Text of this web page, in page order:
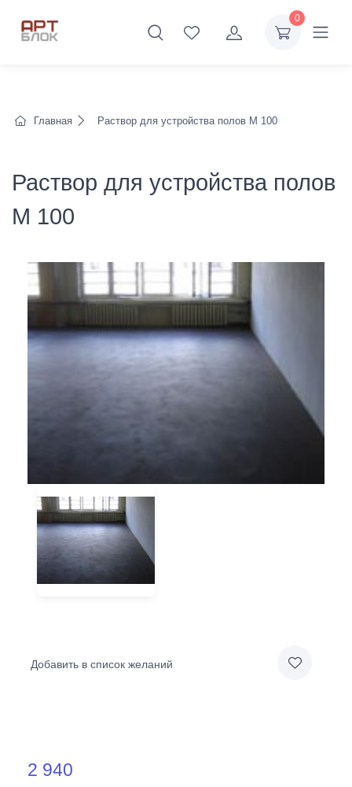
0
Главная Раствор для устройства полов М 100
Раствор для устройства полов
М 100
Добавить в список желаний
2 940